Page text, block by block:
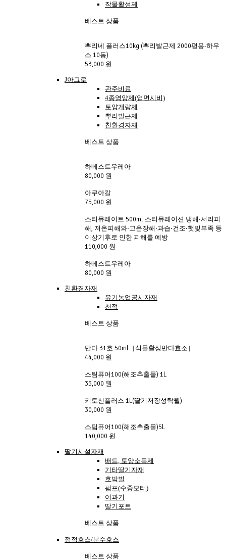
작물활성제
베스트 상품
뿌리네 플러스10kg (뿌리발근제 2000평용-하우
스 10동)
53,000 원
J아그로
관주비료
4종영양제(엽면시비)
토양개량제
뿌리발근제
친환경자재
베스트 상품
하베스트우레아
80,000 원
아쿠아칼
75,000 원
스티뮤레이트 500ml 스티뮤레이션 냉해·서리피
해, 저온피해와·고온장해·과습·건조·햇빛부족 등
이상기후로 인한 피해를 예방
110,000 원
하베스트우레아
80,000 원
친환경자재
유기농업공시자재
천적
베스트 상품
만다 31호 50ml［식물활성만다효소］
44,000 원
스팀퓨어100(해조추출물) 1L
35,000 원
키토신플러스 1L(딸기저장성탁월)
30,000 원
스팀퓨어100(해조추출물)5L
140,000 원
딸기시설자재
배드, 토양소독제
기타딸기자재
호박벌
펌프(수중모터)
여과기
딸기포트
베스트 상품
점적호스/분수호스
베스트 상품